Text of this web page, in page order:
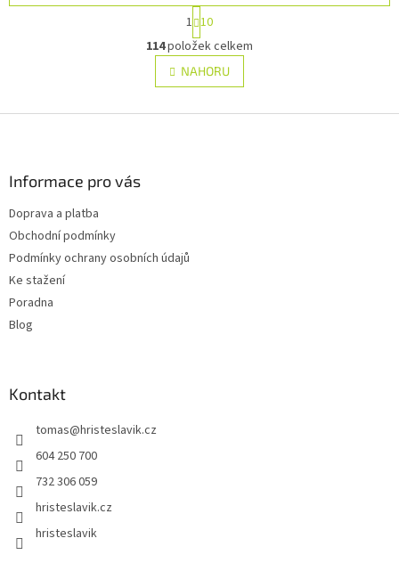
O
v
l
á
S
t
r
á
n
k
v
1 10
114položek celkem
NAHORU
Informace pro vás
Doprava a platba
Obchodní podmínky
Podmínky ochrany osobních údajů
Ke stažení
Poradna
Blog
Kontakt
tomas@hristeslavik.cz
604 250 700
732 306 059
hristeslavik.cz
hristeslavik